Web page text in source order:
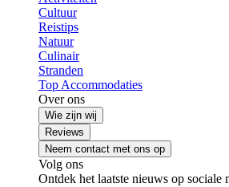
Cultuur
Reistips
Natuur
Culinair
Stranden
Top Accommodaties
Over ons
Wie zijn wij
Reviews
Neem contact met ons op
Volg ons
Ontdek het laatste nieuws op sociale